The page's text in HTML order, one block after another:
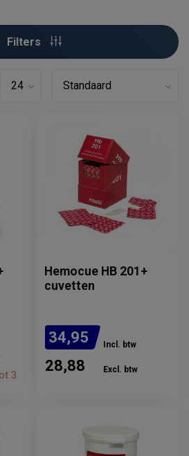
Filters
3
Hemocue HB 201+
cuvetten
34,95 Incl. btw
28,88 Excl. btw